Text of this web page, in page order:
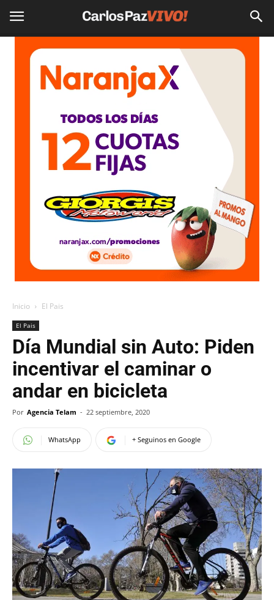
Inicio El Pais
El Pais
Día Mundial sin Auto: Piden
incentivar el caminar o
andar en bicicleta
Por Agencia Telam - 22 septiembre, 2020
WhatsApp + Seguinos en Google